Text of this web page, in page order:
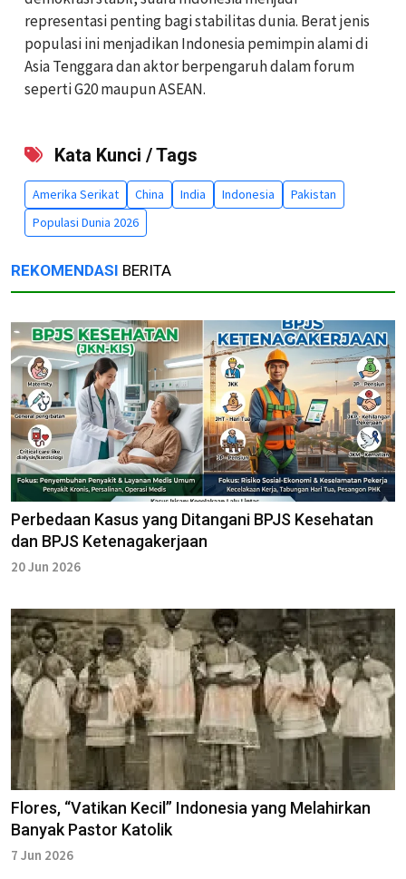
representasi penting bagi stabilitas dunia. Berat jenis
populasi ini menjadikan Indonesia pemimpin alami di
Asia Tenggara dan aktor berpengaruh dalam forum
seperti G20 maupun ASEAN.
Kata Kunci / Tags
Amerika Serikat China India Indonesia
Pakistan
Populasi Dunia 2026
REKOMENDASI BERITA
Perbedaan Kasus yang Ditangani BPJS Kesehatan
dan BPJS Ketenagakerjaan
20 Jun 2026
Flores, “Vatikan Kecil” Indonesia yang Melahirkan
Banyak Pastor Katolik
7 Jun 2026